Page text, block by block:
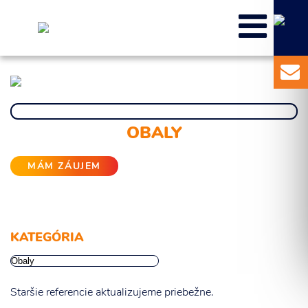
OBALY
MÁM ZÁUJEM
KATEGÓRIA
Staršie referencie aktualizujeme priebežne.
Balíky služieb
Externý marketingový manažér pre vašu